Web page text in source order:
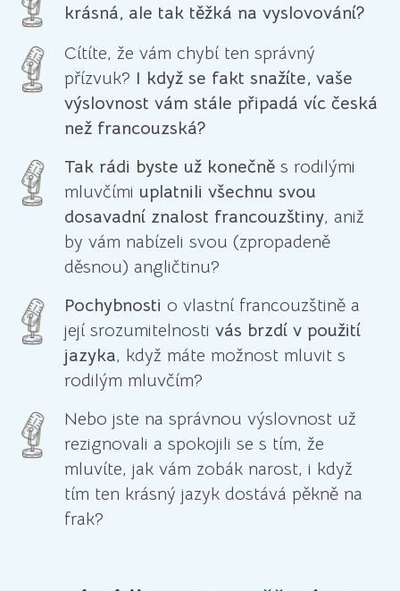
krásná, ale tak těžká na vyslovování?
Cítíte, že vám chybí ten správný
přízvuk? I když se fakt snažíte, vaše
výslovnost vám stále připadá víc česká
než francouzská?
Tak rádi byste už konečněs rodilými
mluvčími uplatnili všechnu svou
dosavadní znalost francouzštiny, aniž
by vám nabízeli svou (zpropadeně
děsnou) angličtinu?
Pochybnosti o vlastní francouzštině a
její srozumitelnosti vás brzdí v použití
jazyka, když máte možnost mluvit s
rodilým mluvčím?
Nebo jste na správnou výslovnost už
rezignovali a spokojili se s tím, že
mluvíte, jak vám zobák narost, i když
tím ten krásný jazyk dostává pěkně na
frak?